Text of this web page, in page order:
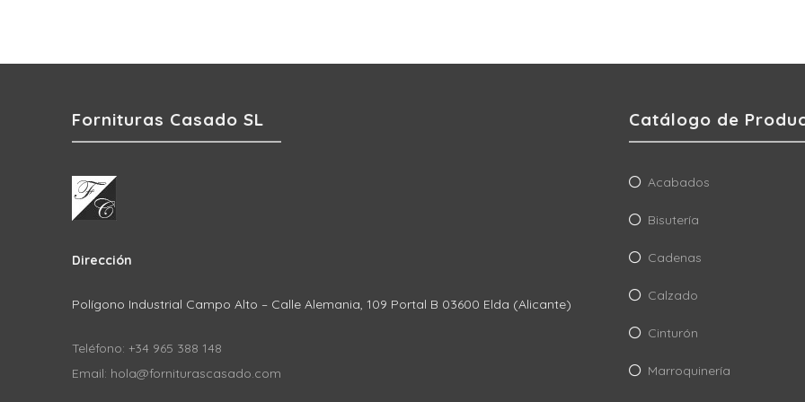
Fornituras Casado SL
Dirección
Polígono Industrial Campo Alto – Calle Alemania, 109 Portal B 03600 Elda (Alicante)
Teléfono: +34 965 388 148
Email: hola@forniturascasado.com
Catálogo de
Acabados
Bisutería
Cadenas
Calzado
Cinturón
Marroquinería